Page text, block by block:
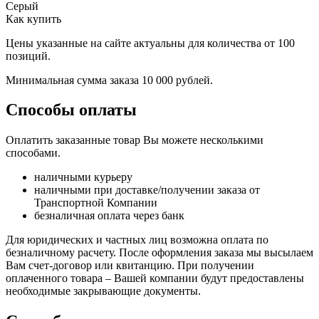
Серый
Как купить
Цены указанные на сайте актуальны для количества от 100
позиций.
Минимальная сумма заказа 10 000 рублей.
Способы оплаты
Оплатить заказанные товар Вы можете несколькими
способами.
наличными курьеру
наличными при доставке/получении заказа от
Транспортной Компании
безналичная оплата через банк
Для юридических и частных лиц возможна оплата по
безналичному расчету. После оформления заказа мы высылаем
Вам счет-договор или квитанцию. При получении
оплаченного товара – Вашей компании будут предоставлены
необходимые закрывающие документы.